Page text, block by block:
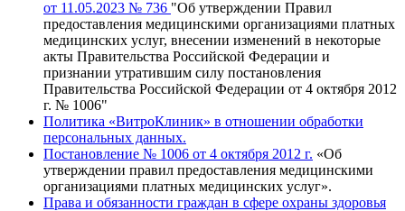
от 11.05.2023 № 736 "Об утверждении Правил
предоставления медицинскими организациями платных
медицинских услуг, внесении изменений в некоторые
акты Правительства Российской Федерации и
признании утратившим силу постановления
Правительства Российской Федерации от 4 октября 2012
г. № 1006"
Политика «ВитроКлиник» в отношении обработки
персональных данных.
Постановление № 1006 от 4 октября 2012 г. «Об
утверждении правил предоставления медицинскими
организациями платных медицинских услуг».
Права и обязанности граждан в сфере охраны здоровья